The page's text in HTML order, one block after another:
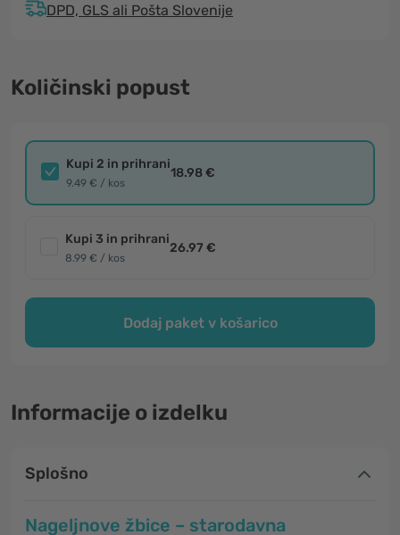
DPD, GLS ali Pošta Slovenije
Količinski popust
Kupi 2 in prihrani
9.49 € / kos
18.98 €
Kupi 3 in prihrani
8.99 € / kos
26.97 €
Dodaj paket v košarico
Informacije o izdelku
Splošno
Nageljnove žbice – starodavna